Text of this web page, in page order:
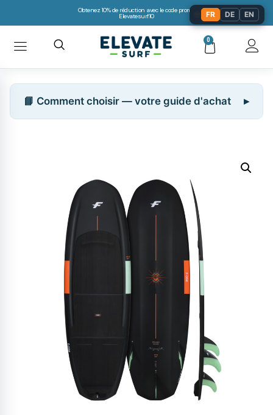
Obtenez 10% de réduction avec le code promo:
Elevatesurf10
0
📘 Comment choisir — votre guide d'achat
FR DE EN